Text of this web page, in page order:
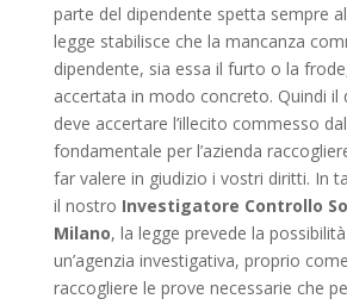
parte del dipendente spetta sempre
legge stabilisce che la mancanza
dipendente, sia essa il furto o la
accertata in modo concreto. Quindi il
deve accertare l’illecito commesso
fondamentale per l’azienda
far valere in giudizio i vostri diritti. In
il nostro Investigatore Controllo
Milano, la legge prevede la
un’agenzia investigativa, proprio
raccogliere le prove necessarie che